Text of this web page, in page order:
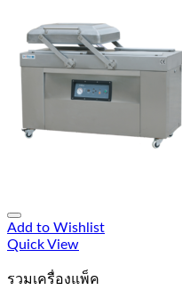
Add to Wishlist
Quick View
รวมเครื่องแพ็ค